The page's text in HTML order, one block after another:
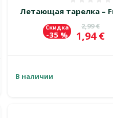
Летающая тарелка –
2,99 €
Цена
1,94 €
Скидка
-35 %
В наличии